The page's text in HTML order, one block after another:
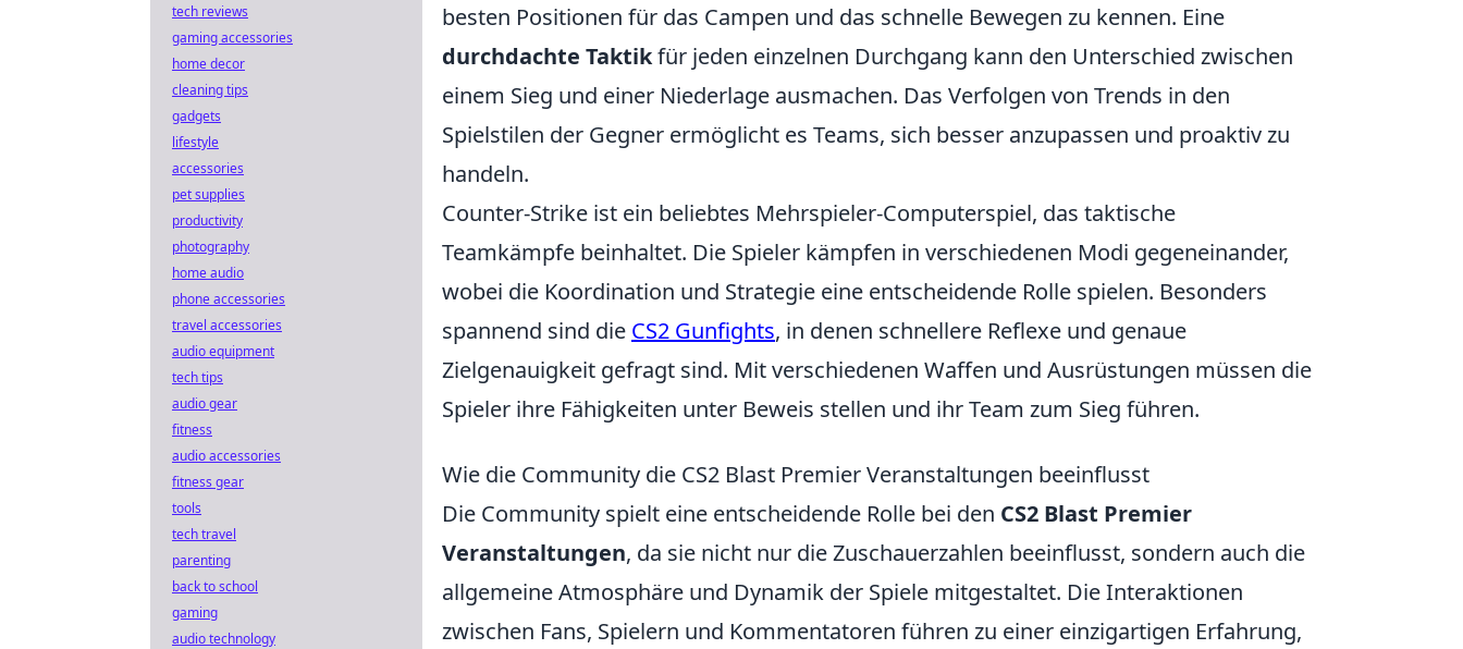
besten Positionen für das Campen und das schnelle Bewegen zu kennen. Eine
durchdachte Taktikfür jeden einzelnen Durchgang kann den Unterschied zwischen
einem Sieg und einer Niederlage ausmachen. Das Verfolgen von Trends in den
Spielstilen der Gegner ermöglicht es Teams, sich besser anzupassen und proaktiv zu
handeln.
Counter-Strike ist ein beliebtes Mehrspieler-Computerspiel, das taktische
Teamkämpfe beinhaltet. Die Spieler kämpfen in verschiedenen Modi gegeneinander,
wobei die Koordination und Strategie eine entscheidende Rolle spielen. Besonders
spannend sind die CS2 Gunfights, in denen schnellere Reflexe und genaue
Zielgenauigkeit gefragt sind. Mit verschiedenen Waffen und Ausrüstungen müssen die
Spieler ihre Fähigkeiten unter Beweis stellen und ihr Team zum Sieg führen.
Wie die Community die CS2 Blast Premier Veranstaltungen beeinflusst
Die Community spielt eine entscheidende Rolle bei den CS2 Blast Premier
Veranstaltungen, da sie nicht nur die Zuschauerzahlen beeinflusst, sondern auch die
allgemeine Atmosphäre und Dynamik der Spiele mitgestaltet. Die Interaktionen
zwischen Fans, Spielern und Kommentatoren führen zu einer einzigartigen Erfahrung,
tech reviews
gaming accessories
home decor
cleaning tips
gadgets
lifestyle
accessories
pet supplies
productivity
photography
home audio
phone accessories
travel accessories
audio equipment
tech tips
audio gear
fitness
audio accessories
fitness gear
tools
tech travel
parenting
back to school
gaming
audio technology